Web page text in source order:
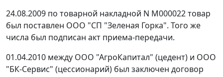
24.08.2009 по товарной накладной N М000022 товар
был поставлен ООО "СП "Зеленая Горка". Того же
числа был подписан акт приема-передачи.
01.04.2010 между ООО "АгроКапитал" (цедент) и ООО
"БК-Сервис" (цессионарий) был заключен договор